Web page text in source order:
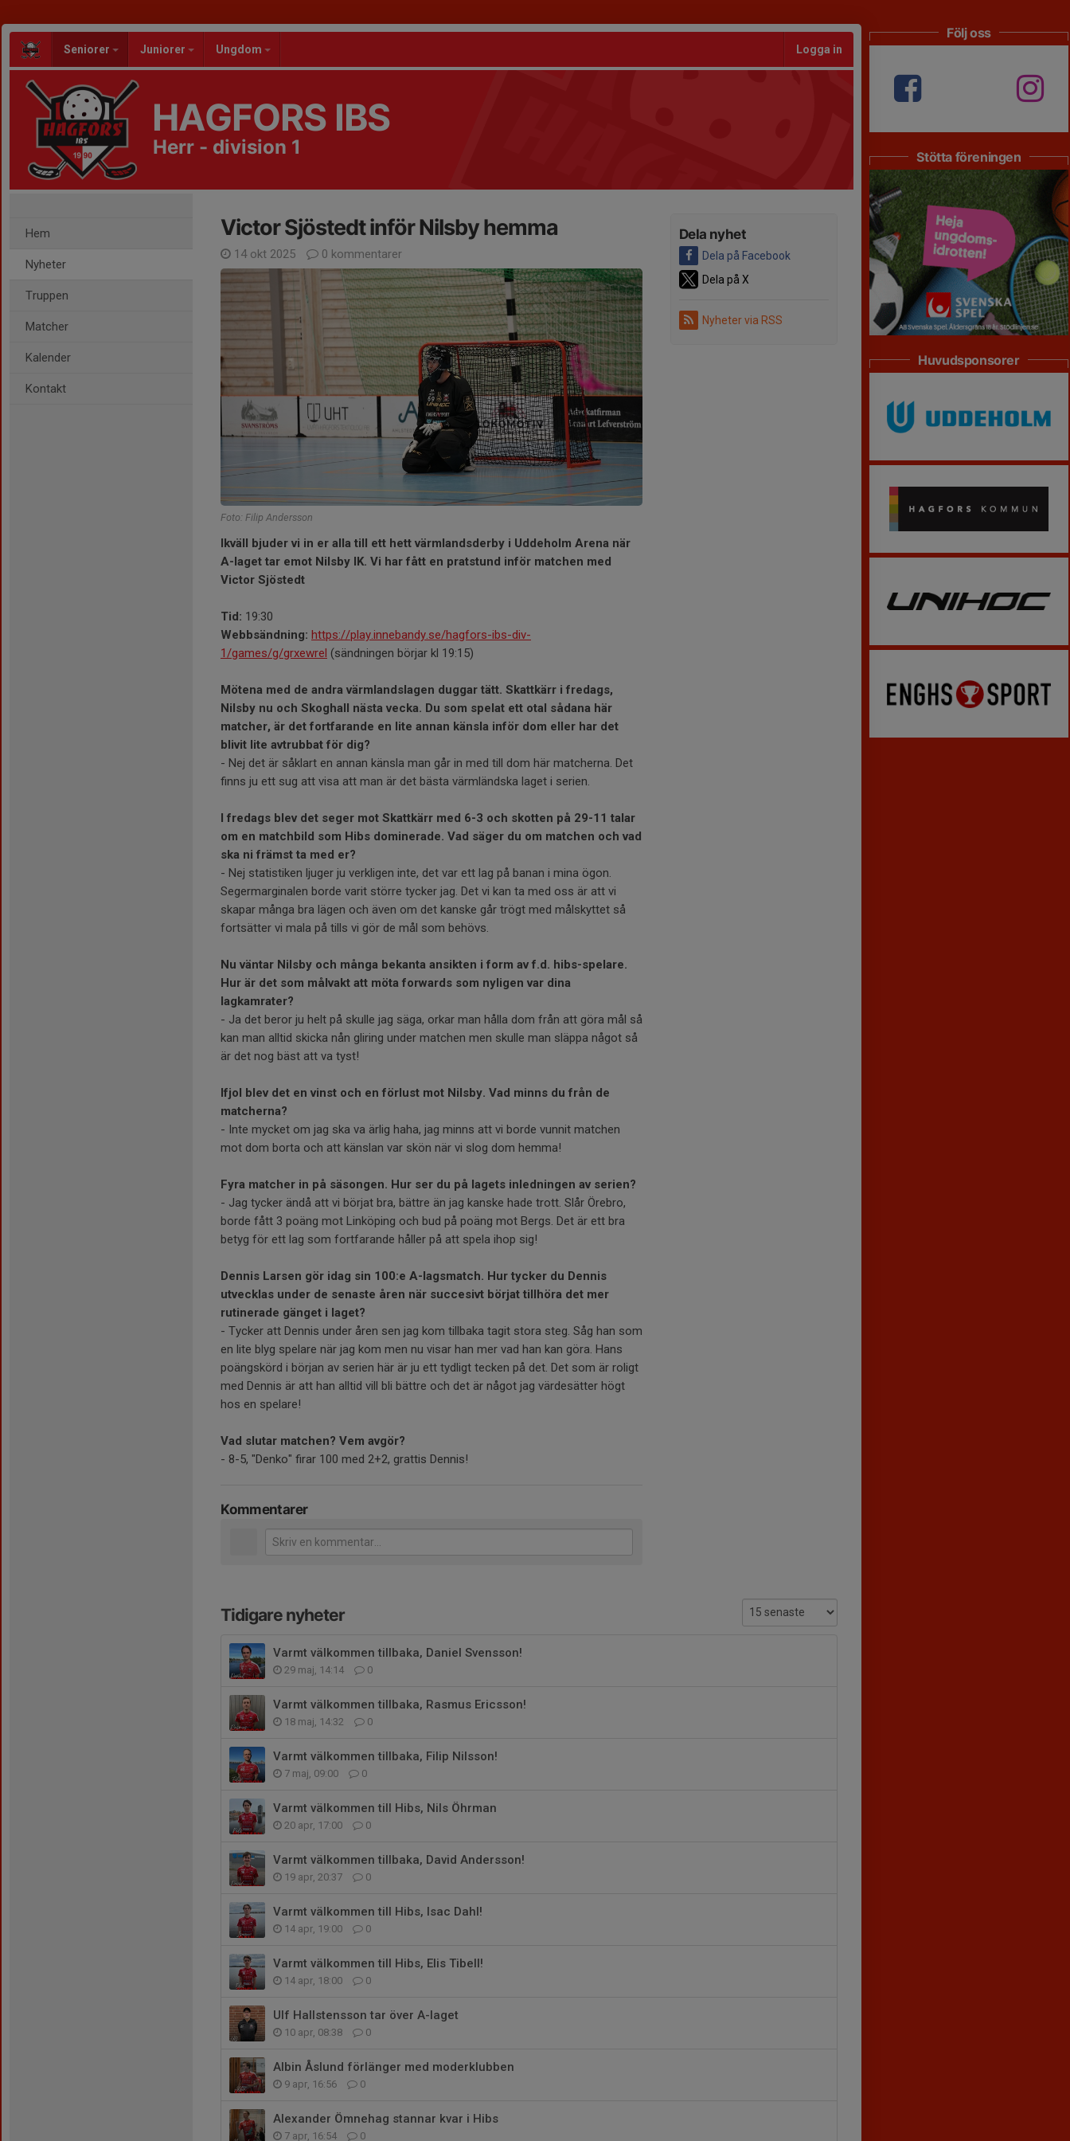
Seniorer Juniorer Ungdom Logga in
HAGFORS IBS
Herr - division 1
Hem
Nyheter
Truppen
Matcher
Kalender
Kontakt
Dela nyhet
Dela på Facebook
Dela på X
Nyheter via RSS
Victor Sjöstedt inför Nilsby hemma
14 okt 2025 0 kommentarer
Foto: Filip Andersson
Ikväll bjuder vi in er alla till ett hett värmlandsderby i Uddeholm Arena när
A-laget tar emot Nilsby IK. Vi har fått en pratstund inför matchen med
Victor Sjöstedt
Tid: 19:30
Webbsändning: https://play.innebandy.se/hagfors-ibs-div-
1/games/g/grxewrel (sändningen börjar kl 19:15)
Mötena med de andra värmlandslagen duggar tätt. Skattkärr i fredags,
Nilsby nu och Skoghall nästa vecka. Du som spelat ett otal sådana här
matcher, är det fortfarande en lite annan känsla inför dom eller har det
blivit lite avtrubbat för dig?
- Nej det är såklart en annan känsla man går in med till dom här matcherna. Det
finns ju ett sug att visa att man är det bästa värmländska laget i serien.
I fredags blev det seger mot Skattkärr med 6-3 och skotten på 29-11 talar
om en matchbild som Hibs dominerade. Vad säger du om matchen och vad
ska ni främst ta med er?
- Nej statistiken ljuger ju verkligen inte, det var ett lag på banan i mina ögon.
Segermarginalen borde varit större tycker jag. Det vi kan ta med oss är att vi
skapar många bra lägen och även om det kanske går trögt med målskyttet så
fortsätter vi mala på tills vi gör de mål som behövs.
Nu väntar Nilsby och många bekanta ansikten i form av f.d. hibs-spelare.
Hur är det som målvakt att möta forwards som nyligen var dina
lagkamrater?
- Ja det beror ju helt på skulle jag säga, orkar man hålla dom från att göra mål så
kan man alltid skicka nån gliring under matchen men skulle man släppa något så
är det nog bäst att va tyst!
Ifjol blev det en vinst och en förlust mot Nilsby. Vad minns du från de
matcherna?
- Inte mycket om jag ska va ärlig haha, jag minns att vi borde vunnit matchen
mot dom borta och att känslan var skön när vi slog dom hemma!
Fyra matcher in på säsongen. Hur ser du på lagets inledningen av serien?
- Jag tycker ändå att vi börjat bra, bättre än jag kanske hade trott. Slår Örebro,
borde fått 3 poäng mot Linköping och bud på poäng mot Bergs. Det är ett bra
betyg för ett lag som fortfarande håller på att spela ihop sig!
Dennis Larsen gör idag sin 100:e A-lagsmatch. Hur tycker du Dennis
utvecklas under de senaste åren när succesivt börjat tillhöra det mer
rutinerade gänget i laget?
- Tycker att Dennis under åren sen jag kom tillbaka tagit stora steg. Såg han som
en lite blyg spelare när jag kom men nu visar han mer vad han kan göra. Hans
poängskörd i början av serien här är ju ett tydligt tecken på det. Det som är roligt
med Dennis är att han alltid vill bli bättre och det är något jag värdesätter högt
hos en spelare!
Vad slutar matchen? Vem avgör?
- 8-5, "Denko" firar 100 med 2+2, grattis Dennis!
Kommentarer
Tidigare nyheter
Varmt välkommen tillbaka, Daniel Svensson!
29 maj, 14:14 0
Varmt välkommen tillbaka, Rasmus Ericsson!
18 maj, 14:32 0
Varmt välkommen tillbaka, Filip Nilsson!
7 maj, 09:00 0
Varmt välkommen till Hibs, Nils Öhrman
20 apr, 17:00 0
Varmt välkommen tillbaka, David Andersson!
19 apr, 20:37 0
Varmt välkommen till Hibs, Isac Dahl!
14 apr, 19:00 0
Varmt välkommen till Hibs, Elis Tibell!
14 apr, 18:00 0
Ulf Hallstensson tar över A-laget
10 apr, 08:38 0
Albin Åslund förlänger med moderklubben
9 apr, 16:56 0
Alexander Ömnehag stannar kvar i Hibs
7 apr, 16:54 0
Följ oss
Stötta föreningen
Huvudsponsorer